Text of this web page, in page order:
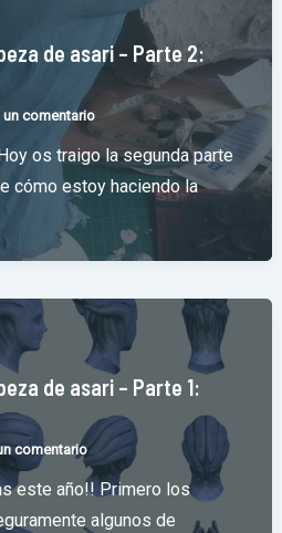
de asari – Parte 2:
un comentario
os traigo la segunda parte
cómo estoy haciendo la
de asari – Parte 1:
comentario
este año!! Primero los
algunos de